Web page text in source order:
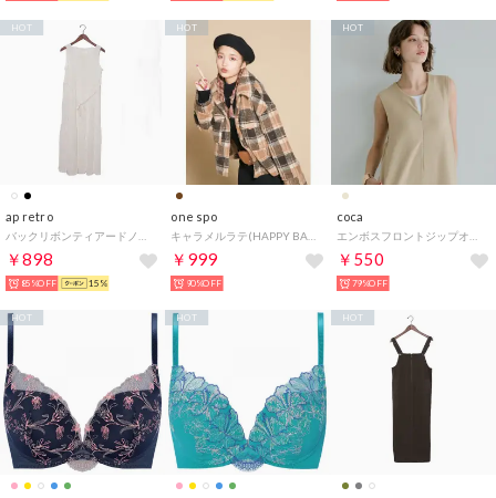
ap retro
￥898
HOT
85%OFF 15%
one spo
￥999
HOT
90%OFF
coca
￥550
HOT
79%OFF
HOT HOT HOT